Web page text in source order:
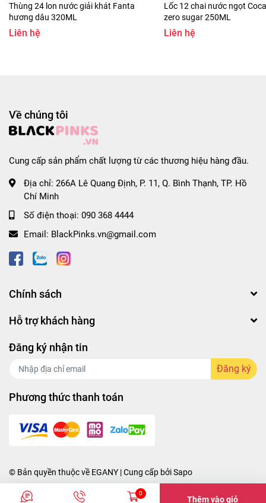
Thùng 24 lon nước giải khát Fanta
hương dâu 320ML
Liên hệ
Lốc 12 chai nước ngọt
zero sugar 250ML
Liên hệ
Về chúng tôi
Cung cấp sản phẩm chất lượng từ các thương hiệu hàng đầu.
Địa chỉ: 266A Lê Quang Định, P. 11, Q. Bình Thạnh, TP. Hồ
Chí Minh
Số điện thoại: 090 368 4444
Email: BlackPinks.vn@gmail.com
Chính sách
Hỗ trợ khách hàng
Đăng ký nhận tin
Đăng ký
Phương thức thanh toán
© Bản quyền thuộc về EGANY | Cung cấp bởiSapo
0
Thêm vào giỏ